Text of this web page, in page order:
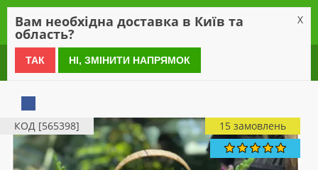
0 800 21 54 55
КОД [565398] 15 замовлень
Вам необхідна доставка в Київ та
область?
X
ТАК НІ, ЗМІНИТИ НАПРЯМОК